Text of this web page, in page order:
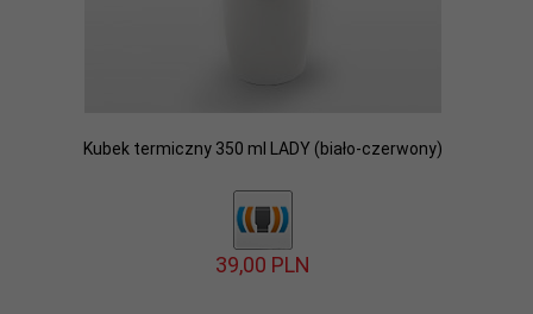
Kubek termiczny 350 ml LADY (biało-czerwony)
39,00 PLN